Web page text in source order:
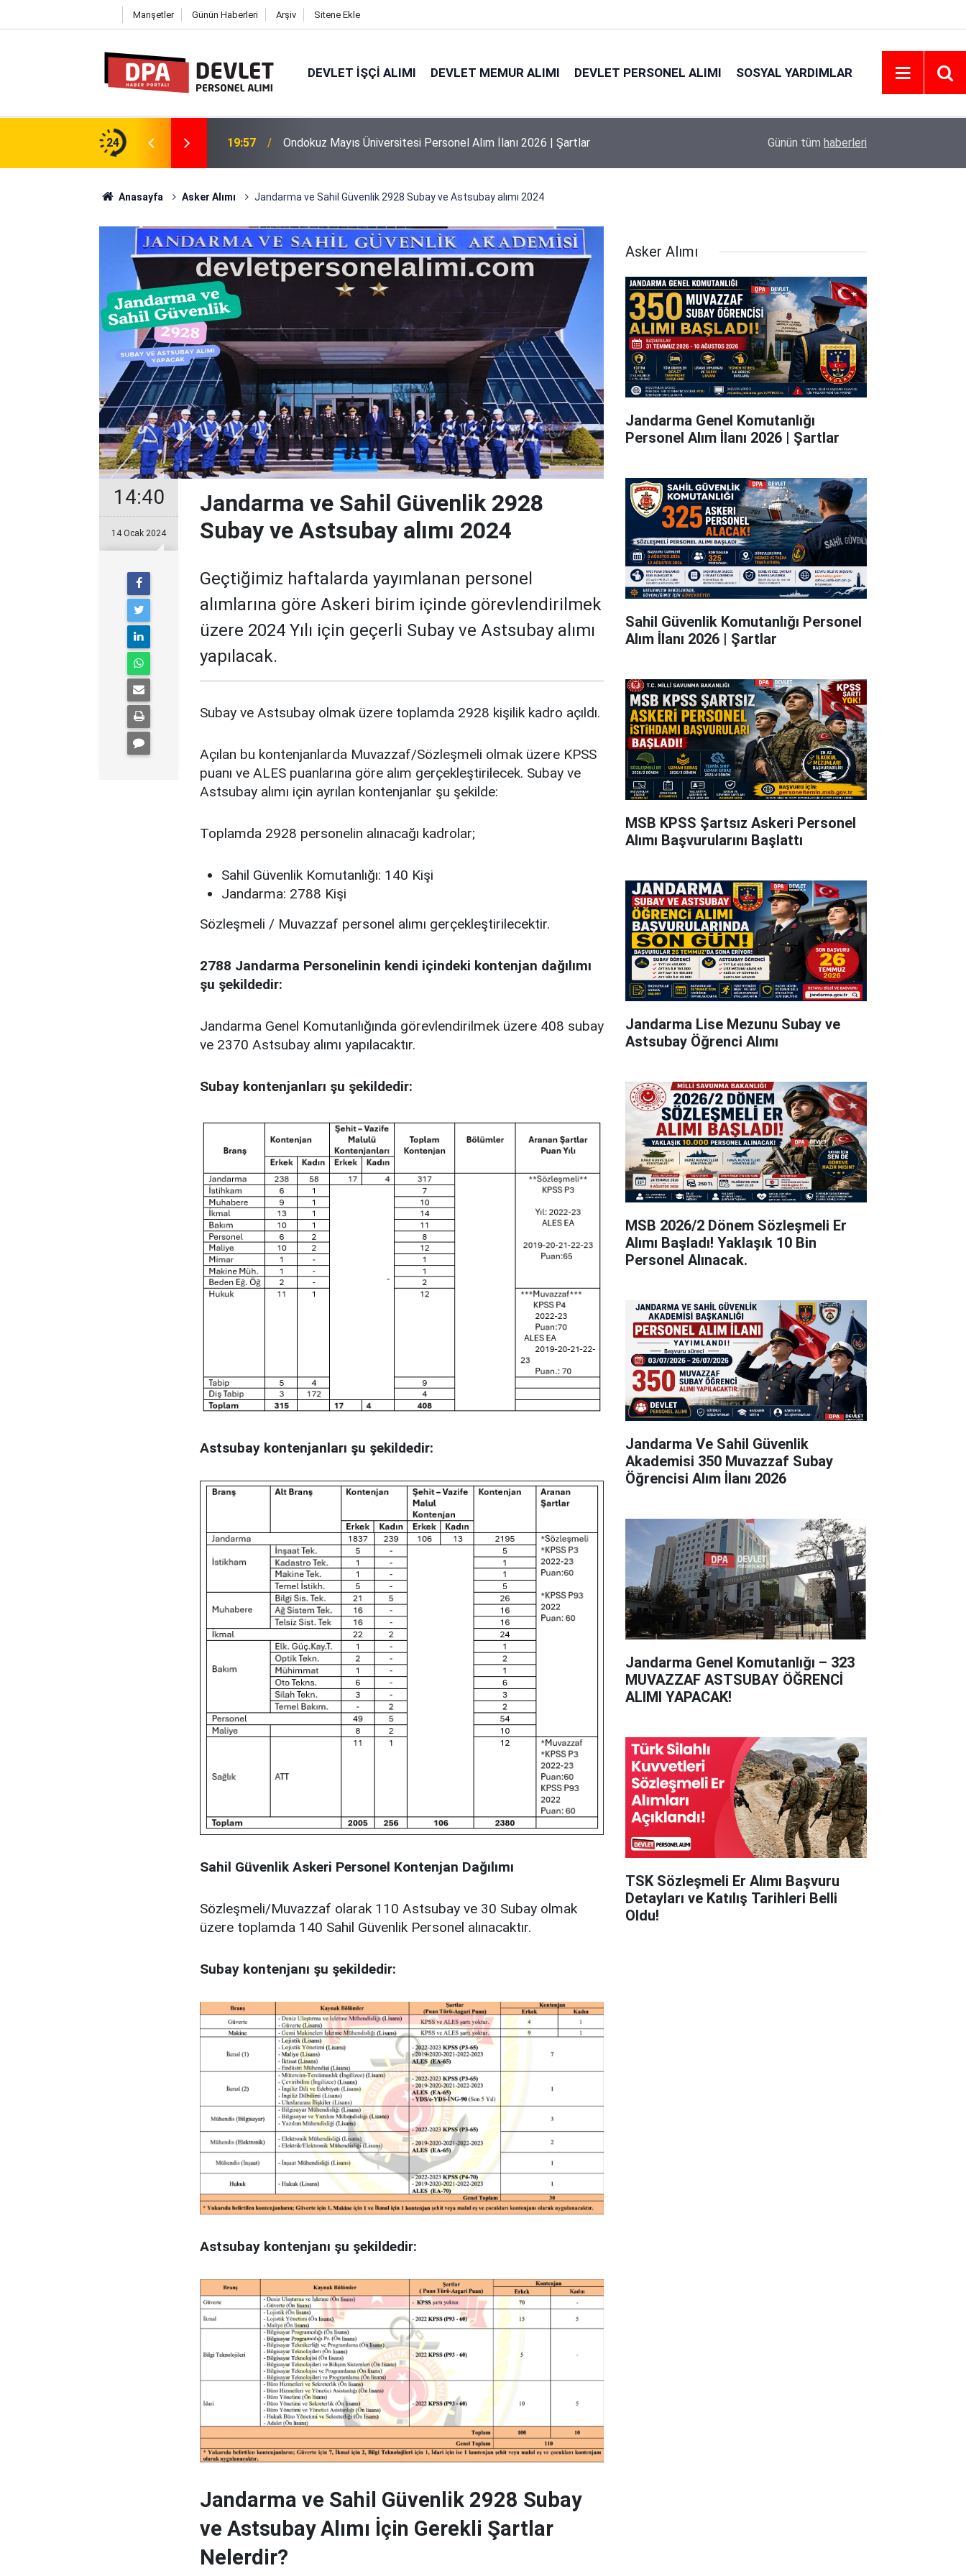
Manşetler Günün Haberleri Arşiv Sitene Ekle
DEVLET İŞÇI ALIMI DEVLET MEMUR ALIMI DEVLET PERSONEL ALIMI SOSYAL YARDIMLAR
24
| Başvuru Rehberi 19:57 Ondokuz Mayıs Üniversitesi Personel Alım İlanı 2026 | Şartlar Eskişehir Osmangazi Üniversitesi 203 Personel
Günün tüm haberleri
Anasayfa Asker Alımı Jandarma ve Sahil Güvenlik 2928 Subay ve Astsubay alımı 2024
14:40
14 Ocak 2024
Jandarma ve Sahil Güvenlik 2928
Subay ve Astsubay alımı 2024
Geçtiğimiz haftalarda yayımlanan personel
alımlarına göre Askeri birim içinde görevlendirilmek
üzere 2024 Yılı için geçerli Subay ve Astsubay alımı
yapılacak.
Subay ve Astsubay olmak üzere toplamda 2928 kişilik kadro açıldı.
Açılan bu kontenjanlarda Muvazzaf/Sözleşmeli olmak üzere KPSS
puanı ve ALES puanlarına göre alım gerçekleştirilecek. Subay ve
Astsubay alımı için ayrılan kontenjanlar şu şekilde:
Toplamda 2928 personelin alınacağı kadrolar;
Sahil Güvenlik Komutanlığı: 140 Kişi
Jandarma: 2788 Kişi
Sözleşmeli / Muvazzaf personel alımı gerçekleştirilecektir.
2788 Jandarma Personelinin kendi içindeki kontenjan dağılımı
şu şekildedir:
Jandarma Genel Komutanlığında görevlendirilmek üzere 408 subay
ve 2370 Astsubay alımı yapılacaktır.
Subay kontenjanları şu şekildedir:
Astsubay kontenjanları şu şekildedir:
Sahil Güvenlik Askeri Personel Kontenjan Dağılımı
Sözleşmeli/Muvazzaf olarak 110 Astsubay ve 30 Subay olmak
üzere toplamda 140 Sahil Güvenlik Personel alınacaktır.
Subay kontenjanı şu şekildedir:
Astsubay kontenjanı şu şekildedir:
Jandarma ve Sahil Güvenlik 2928 Subay
ve Astsubay Alımı İçin Gerekli Şartlar
Nelerdir?
Asker Alımı
Jandarma Genel Komutanlığı
Personel Alım İlanı 2026 | Şartlar
Sahil Güvenlik Komutanlığı Personel
Alım İlanı 2026 | Şartlar
MSB KPSS Şartsız Askeri Personel
Alımı Başvurularını Başlattı
Jandarma Lise Mezunu Subay ve
Astsubay Öğrenci Alımı
MSB 2026/2 Dönem Sözleşmeli Er
Alımı Başladı! Yaklaşık 10 Bin
Personel Alınacak.
Jandarma Ve Sahil Güvenlik
Akademisi 350 Muvazzaf Subay
Öğrencisi Alım İlanı 2026
Jandarma Genel Komutanlığı – 323
MUVAZZAF ASTSUBAY ÖĞRENCİ
ALIMI YAPACAK!
TSK Sözleşmeli Er Alımı Başvuru
Detayları ve Katılış Tarihleri Belli
Oldu!